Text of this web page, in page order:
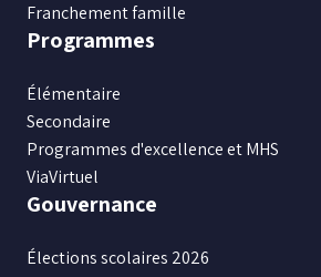
Franchement famille
Programmes
Élémentaire
Secondaire
Programmes d'excellence et MHS
ViaVirtuel
Gouvernance
Élections scolaires 2026